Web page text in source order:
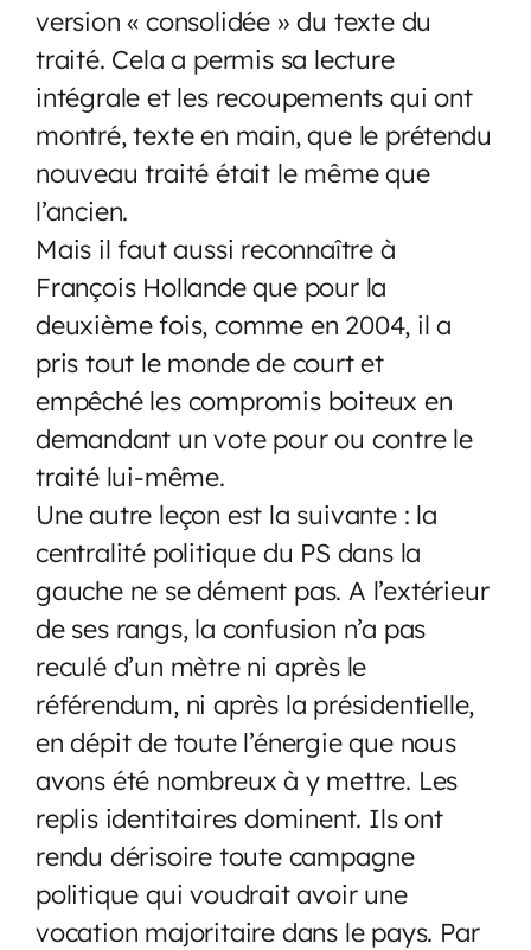
version « consolidée » du texte du
traité. Cela a permis sa lecture
intégrale et les recoupements qui ont
montré, texte en main, que le prétendu
nouveau traité était le même que
l’ancien.
Mais il faut aussi reconnaître à
François Hollande que pour la
deuxième fois, comme en 2004, il a
pris tout le monde de court et
empêché les compromis boiteux en
demandant un vote pour ou contre le
traité lui-même.
Une autre leçon est la suivante : la
centralité politique du PS dans la
gauche ne se dément pas. A l’extérieur
de ses rangs, la confusion n’a pas
reculé d’un mètre ni après le
référendum, ni après la présidentielle,
en dépit de toute l’énergie que nous
avons été nombreux à y mettre. Les
replis identitaires dominent. Ils ont
rendu dérisoire toute campagne
politique qui voudrait avoir une
vocation majoritaire dans le pays. Par